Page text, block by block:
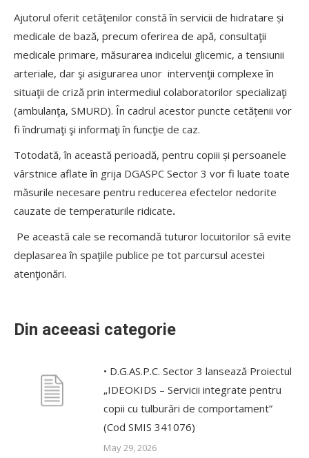
Ajutorul oferit cetăţenilor constă în servicii de hidratare și
medicale de bază, precum oferirea de apă, consultaţii
medicale primare, măsurarea indicelui glicemic, a tensiunii
arteriale, dar şi asigurarea unor intervenţii complexe în
situaţii de criză prin intermediul colaboratorilor specializaţi
(ambulanţa, SMURD). În cadrul acestor puncte cetățenii vor
fi îndrumaţi şi informaţi în funcţie de caz.
Totodată, în această perioadă, pentru copiii și persoanele
vârstnice aflate în grija DGASPC Sector 3 vor fi luate toate
măsurile necesare pentru reducerea efectelor nedorite
cauzate de temperaturile ridicate.
Pe această cale se recomandă tuturor locuitorilor să evite
deplasarea în spaţiile publice pe tot parcursul acestei
atenţionări.
Din aceeasi categorie
• D.G.AS.P.C. Sector 3 lansează Proiectul
„IDEOKIDS – Servicii integrate pentru
copii cu tulburări de comportament”
(Cod SMIS 341076)
May 29, 2026